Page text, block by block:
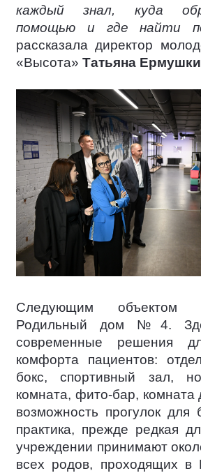
каждый знал, куда
помощью и где найти
рассказала директор
«Высота» Татьяна
Следующим объектом
Родильный дом №4.
современные решения
комфорта пациентов:
бокс, спортивный зал,
комната, фито-бар, комната
возможность прогулок
практика, прежде редкая
учреждении принимают
всех родов, проходящих в